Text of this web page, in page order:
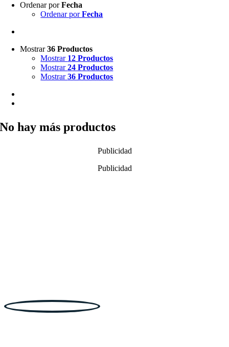
Ordenar porFecha
Ordenar porFecha
Mostrar36 Productos
Mostrar 12 Productos
Mostrar24 Productos
Mostrar36 Productos
No hay más productos
Publicidad
Publicidad